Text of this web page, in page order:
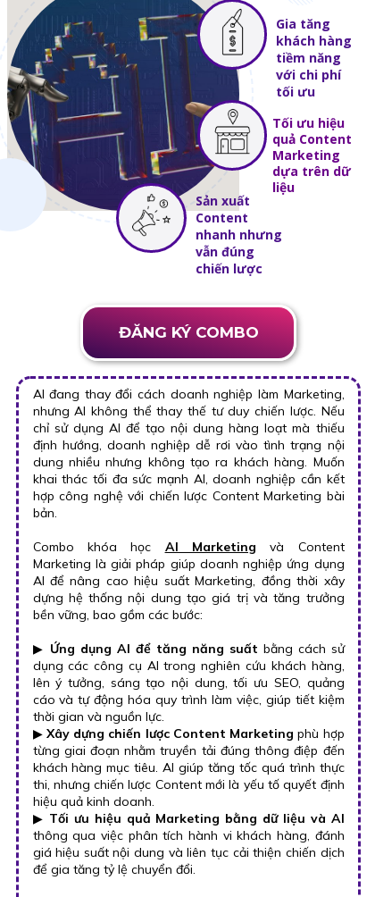
AI đang thay đổi cách doanh nghiệp làm Marketing,
nhưng AI không thể thay thế tư duy chiến lược. Nếu
chỉ sử dụng AI để tạo nội dung hàng loạt mà thiếu
định hướng, doanh nghiệp dễ rơi vào tình trạng nội
dung nhiều nhưng không tạo ra khách hàng. Muốn
khai thác tối đa sức mạnh AI, doanh nghiệp cần kết
hợp công nghệ với chiến lược Content Marketing bài
bản.
Combo khóa học AI Marketing và Content
Marketing là giải pháp giúp doanh nghiệp ứng dụng
AI để nâng cao hiệu suất Marketing, đồng thời xây
dựng hệ thống nội dung tạo giá trị và tăng trưởng
bền vững, bao gồm các bước:
▶ Ứng dụng AI để tăng năng suất bằng cách sử
dụng các công cụ AI trong nghiên cứu khách hàng,
lên ý tưởng, sáng tạo nội dung, tối ưu SEO, quảng
cáo và tự động hóa quy trình làm việc, giúp tiết kiệm
thời gian và nguồn lực.
▶Xây dựng chiến lược Content Marketing phù hợp
từng giai đoạn nhằm truyền tải đúng thông điệp đến
khách hàng mục tiêu. AI giúp tăng tốc quá trình thực
thi, nhưng chiến lược Content mới là yếu tố quyết định
hiệu quả kinh doanh.
▶ Tối ưu hiệu quả Marketing bằng dữ liệu và AI
thông qua việc phân tích hành vi khách hàng, đánh
giá hiệu suất nội dung và liên tục cải thiện chiến dịch
để gia tăng tỷ lệ chuyển đổi.
Gia tăng
khách hàng
tiềm năng
với chi phí
tối ưu
Tối ưu hiệu
quả Content
Marketing
dựa trên dữ
liệu
Sản xuất
Content
nhanh nhưng
vẫn đúng
chiến lược
ĐĂNG KÝ COMBO